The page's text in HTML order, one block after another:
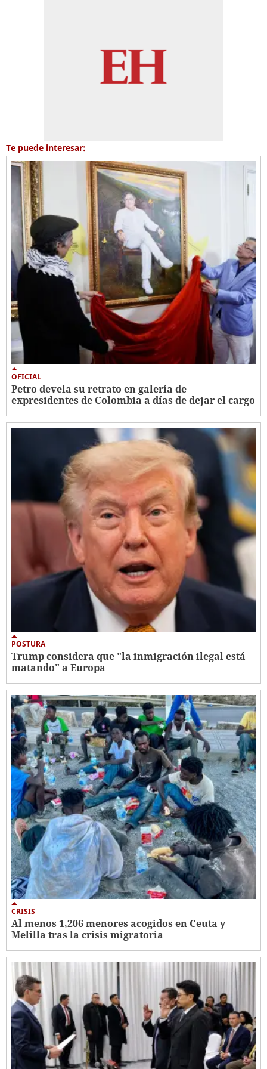
Te puede interesar:
OFICIAL
Petro devela su retrato en galería de
expresidentes de Colombia a días de dejar el cargo
POSTURA
Trump considera que "la inmigración ilegal está
matando" a Europa
CRISIS
Al menos 1,206 menores acogidos en Ceuta y
Melilla tras la crisis migratoria